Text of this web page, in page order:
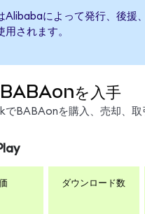
Alibabaによって発行、後援
用されます。
を入手
でBABAonを購入、売却、取
ダウンロード数